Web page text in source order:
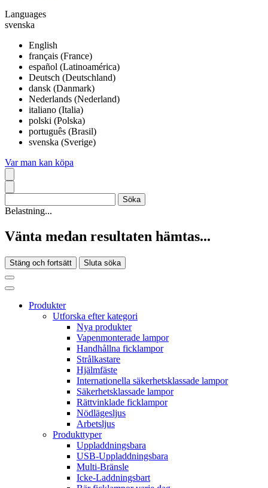
Languages
svenska
English
français (France)
español (Latinoamérica)
Deutsch (Deutschland)
dansk (Danmark)
Nederlands (Nederland)
italiano (Italia)
polski (Polska)
português (Brasil)
svenska (Sverige)
Var man kan köpa
Belastning...
Vänta medan resultaten hämtas...
Stäng och fortsätt Sluta söka
Produkter
Utforska efter kategori
Nya produkter
Vapenmonterade lampor
Handhållna ficklampor
Strålkastare
Hjälmfäste
Internationella säkerhetsklassade lampor
Säkerhetsklassade lampor
Rättvinklade ficklampor
Nödlägesljus
Arbetsljus
Produkttyper
Uppladdningsbara
USB-Uppladdningsbara
Multi-Bränsle
Icke-Laddningsbart